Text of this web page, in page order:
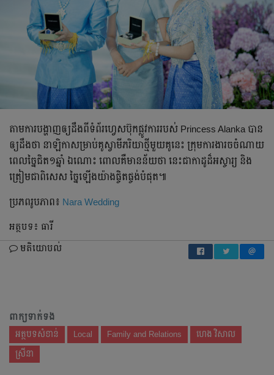
តាមការបង្ហាញឲ្យដឹងពីទំព័រហ្វេសប៊ុកផ្លូវការរបស់ Princess Alanka បាន
ឲ្យដឹងថា នាឡិកាសម្រាប់គូស្វាមីភរិយាថ្មីមួយគូនេះ ក្រុមការងារចចំណាយ
ពេលច្នៃជិត១ឆ្នាំ ឯណោះ ពោលគឺមានន័យថា នេះជាកាដូដ៏អស្ចារ្យ និង
ត្រៀមជាពិសេស ច្នៃឡើងយ៉ាងផ្ចិតផ្ចង់បំផុត៕
ប្រភពរូបភាព៖ Nara Wedding
អត្ថបទ៖ ធារី
មតិយោបល់
ពាក្យទាក់ទង
អត្ថបទសំខាន់ Local Family and Relations ហេង វិសាល
ស្រីនា